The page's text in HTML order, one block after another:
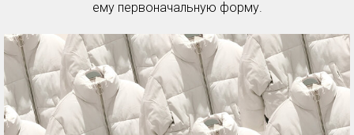
ему первоначальную форму.